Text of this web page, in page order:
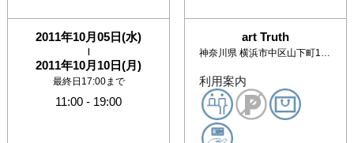
2011年10月05日(水)
|
2011年10月10日(月)
最終日17:00まで
11:00 - 19:00
art Truth
神奈川県 横浜市中区山下町112-5 日絹パークビル１F
利用案内